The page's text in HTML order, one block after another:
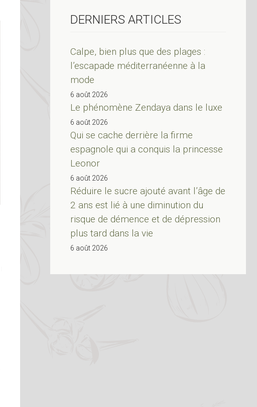
DERNIERS ARTICLES
Calpe, bien plus que des plages :
l’escapade méditerranéenne à la
mode
6 août 2026
Le phénomène Zendaya dans le luxe
6 août 2026
Qui se cache derrière la firme
espagnole qui a conquis la princesse
Leonor
6 août 2026
Réduire le sucre ajouté avant l’âge de
2 ans est lié à une diminution du
risque de démence et de dépression
plus tard dans la vie
6 août 2026